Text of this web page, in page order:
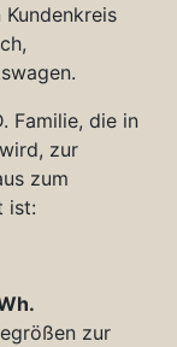
Familie, die in
zur
zum
ist:
zur